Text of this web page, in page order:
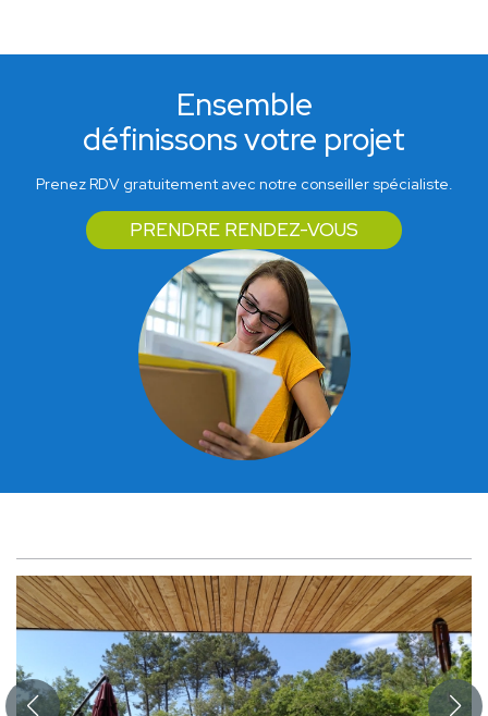
Ensemble
définissons votre projet
Prenez RDV gratuitement avec notre conseiller spécialiste.
PRENDRE RENDEZ-VOUS